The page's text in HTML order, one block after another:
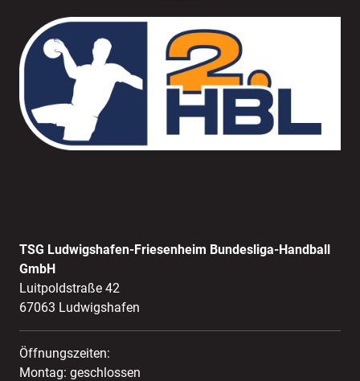
TSG Ludwigshafen-Friesenheim Bundesliga-Handball
GmbH
Luitpoldstraße 42
67063 Ludwigshafen
Öffnungszeiten:
Montag: geschlossen